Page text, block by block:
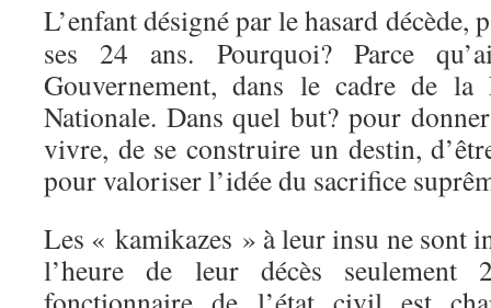
L’enfant désigné par le hasard décède,
ses 24 ans. Pourquoi? Parce
Gouvernement, dans le cadre de
Nationale. Dans quel but? pour
vivre, de se construire un destin,
pour valoriser l’idée du sacrifice
Les « kamikazes » à leur insu ne sont
l’heure de leur décès seulement